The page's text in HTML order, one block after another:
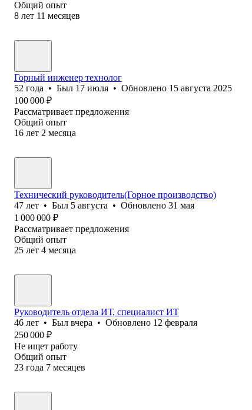
Общий опыт
8 лет 11 месяцев
Горный инженер технолог
52 года • Был 17 июля • Обновлено 15 августа 2025
100 000 ₽
Рассматривает предложения
Общий опыт
16 лет 2 месяца
Технический руководитель(Горное производство)
47 лет • Был 5 августа • Обновлено 31 мая
1 000 000 ₽
Рассматривает предложения
Общий опыт
25 лет 4 месяца
Руководитель отдела ИТ, специалист ИТ
46 лет • Был вчера • Обновлено 12 февраля
250 000 ₽
Не ищет работу
Общий опыт
23 года 7 месяцев